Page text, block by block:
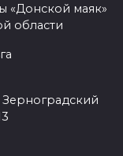
«Донской маяк»
области
Зерноградский